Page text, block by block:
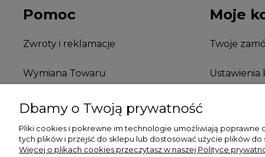
Pomoc
Zwroty i reklamacje
Wymiana Towaru
FAQ
Moje
Twoje
Ustawienia
Koszulki z nadrukiem | Sklep internetowy Rule Out
Dbamy o Twoją prywatność
Pliki cookies i pokrewne im technologie umożliwiają poprawne
tych plików i przejść do sklepu lub dostosować użycie plików
Więcej o plikach cookies przeczytasz w naszej Polityce